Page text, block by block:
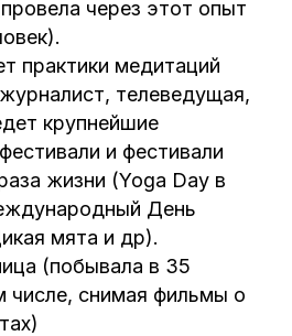
через этот опыт
практики медитаций
телеведущая,
крупнейшие
и фестивали
жизни (Yoga Day в
День
мята и др).
(побывала в 35
числе, снимая фильмы о